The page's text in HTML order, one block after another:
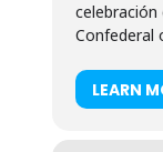
celebración
Confederal
LEARN